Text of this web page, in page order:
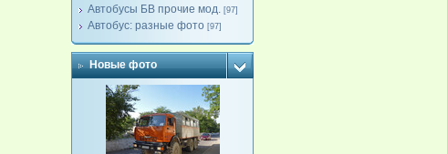
Автобусы БВ прочие мод. [97]
Автобус: разные фото [97]
Новые фото